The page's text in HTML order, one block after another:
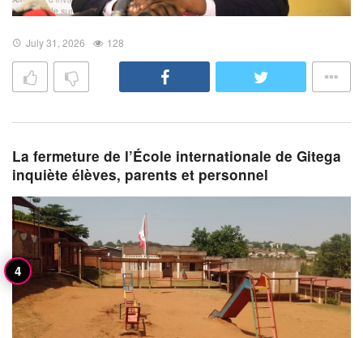
July 31, 2026 128
La fermeture de l’École internationale de Gitega
inquiète élèves, parents et personnel